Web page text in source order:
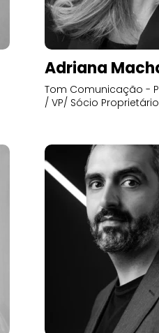
Adriana
Tom Comunicação -
/ VP/ Sócio